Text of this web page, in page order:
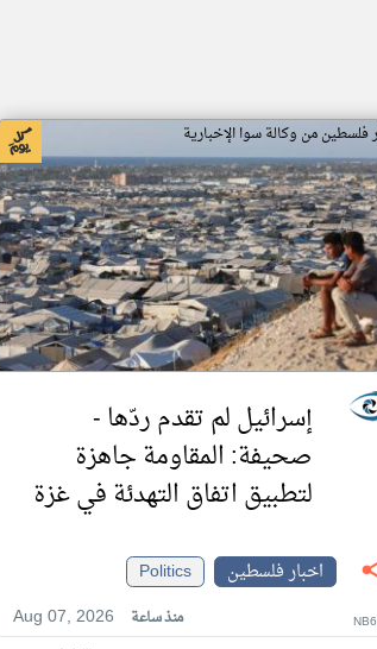
فلسطين من وكالة سوا الإخبارية
إسرائيل لم تقدم ردّها -
صحيفة: المقاومة جاهزة
لتطبيق اتفاق التهدئة في غزة
اخبار فلسطين
Politics
Aug 07, 2026
منذ ساعة